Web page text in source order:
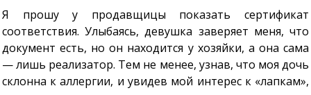
Я прошу у продавщицы показать сертификат
соответствия. Улыбаясь, девушка заверяет меня, что
документ есть, но он находится у хозяйки, а она сама
— лишь реализатор. Тем не менее, узнав, что моя дочь
склонна к аллергии, и увидев мой интерес к «лапкам»,